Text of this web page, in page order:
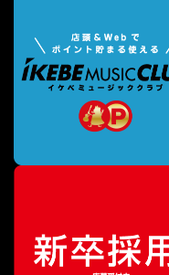
販売価格 ¥15,950（税込）
¥14,795（税込）